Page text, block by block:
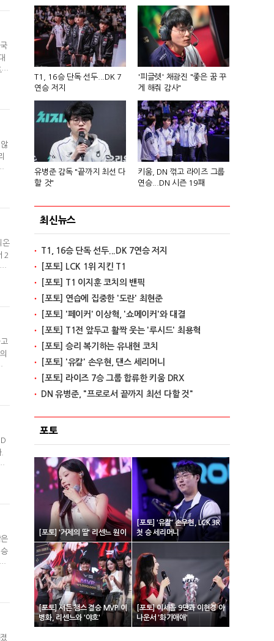
온
2
T1, 16승 단독 선두...DK 7
연승 저지
'피글렛' 채광진 "좋은 꿈 꾸
게 해줘 감사"
유병준 감독 "끝까지 최선 다
할 것"
키움, DN 꺾고 라이즈 그룹
연승...DN 시즌 19패
최신뉴스
T1, 16승 단독 선두...DK 7연승 저지
[포토] LCK 1위 지킨 T1
[포토] T1 이지훈 코치의 밴픽
[포토] 연습에 집중한 '도란' 최현준
[포토] '페이커' 이상혁, '쇼메이커'와 대결
[포토] T1전 앞두고 활짝 웃는 '루시드' 최용혁
[포토] 승리 복기하는 유내현 코치
[포토] '유칼' 손우현, 댄스 세리머니
[포토] 라이즈 7승 그룹 합류한 키움 DRX
DN 유병준, "프로로서 끝까지 최선 다할 것"
포토
[포토] '거제의 딸' 리센느 원이
[포토] '유칼' 손우현, LCK 3R
첫 승 세리머니
[포토] 서든 챔스 결승 MVP 이
병화, 리센느와 '야호'
[포토] 이세돌 9단과 이현경 아
나운서 '화기애애'